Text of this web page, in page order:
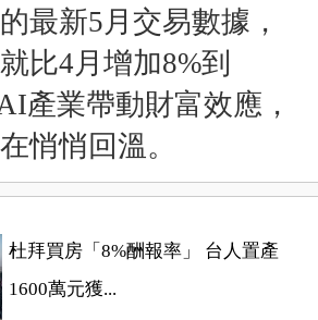
最新5月交易數據，
比4月增加8%到
產業帶動財富效應，
悄悄回溫。
杜拜買房「8%酬報率」 台人置產
1600萬元獲...